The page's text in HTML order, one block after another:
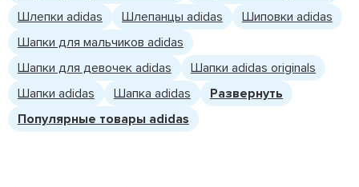
Шлепки adidas
Шлепанцы adidas
Шиповки adidas
Шапки для мальчиков adidas
Шапки для девочек adidas
Шапки adidas originals
Шапки adidas
Шапка adidas
Развернуть
Популярные товары adidas